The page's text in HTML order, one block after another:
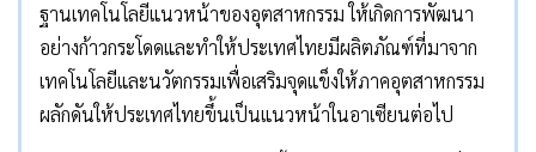
ฐานเทคโนโลยีแนวหน้าของอุตสาหกรรม ให้เกิดการพัฒนา
อย่างก้าวกระโดดและทำให้ประเทศไทยมีผลิตภัณฑ์ที่มาจาก
เทคโนโลยีและนวัตกรรมเพื่อเสริมจุดแข็งให้ภาคอุตสาหกรรม
ผลักดันให้ประเทศไทยขึ้นเป็นแนวหน้าในอาเซียนต่อไป